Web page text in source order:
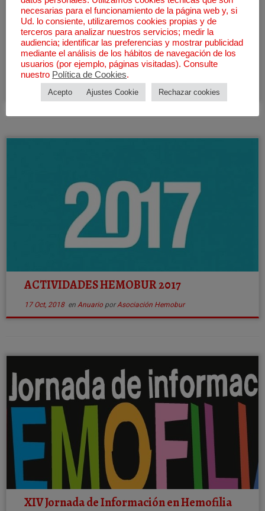
MARATÓN CHIQUI
23 Oct, 2018enBlog/Hemobur con el deporteetiquetado
Campofrío Maratón Burgos /Colaboración /Correr es de valientes/
Deporte
En Burgos corremos todos Hemobur en las carreras
Hemofilia y Deporte/ Maratón/
SudorOLágrimas
Superación por Asociación Hemobur
ACTIVIDADES HEMOBUR 2017
17 Oct, 2018en Anuario porAsociación Hemobur
XIV Jornada de Información en Hemofilia
necesarias para el funcionamiento de la página web y, si
Ud. lo consiente, utilizaremos cookies propias y de
terceros para analizar nuestros servicios; medir la
audiencia; identificar las preferencias y mostrar publicidad
mediante el análisis de los hábitos de navegación de los
usuarios (por ejemplo, páginas visitadas). Consulte
nuestro Política de Cookies.
Acepto Ajustes Cookie Rechazar cookies